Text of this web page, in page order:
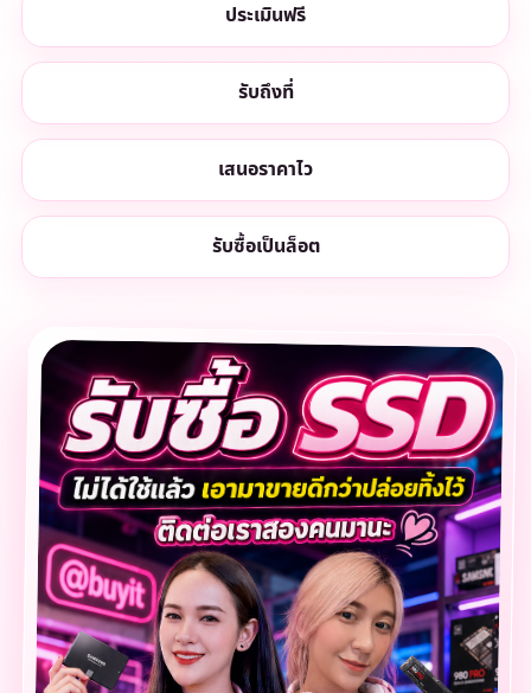
ประเมินฟรี
รับถึงที่
เสนอราคาไว
รับซื้อเป็นล็อต